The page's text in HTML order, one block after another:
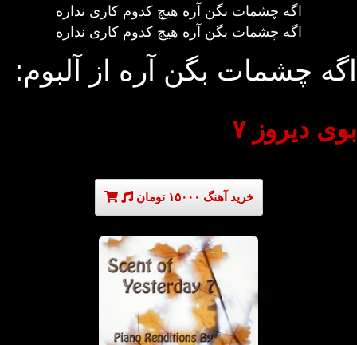
اگه چشمات بگن آره هيچ کدوم کاری نداره
اگه چشمات بگن آره هيچ کدوم کاری نداره
اگه چشمات بگن آره از آلبوم:
بوی دیروز ۷
خرید آهنگ ۱۵۰۰۰ تومان